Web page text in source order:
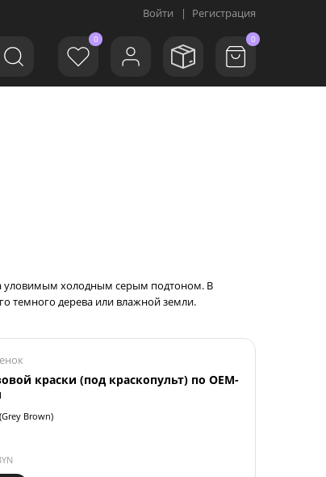
Войти | Регистрация
0 0
уловимым холодным серым подтоном. В
темного дерева или влажной земли.
краски (под краскопульт) по OEM-
Brown)